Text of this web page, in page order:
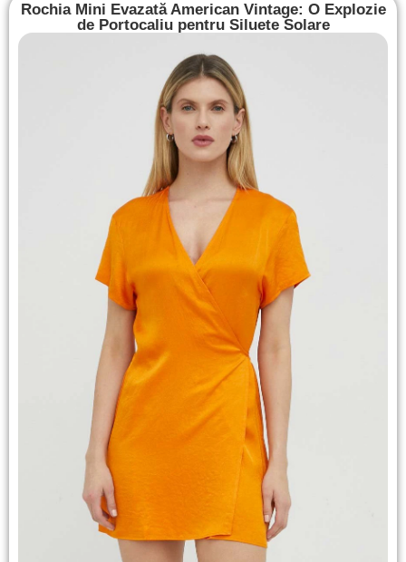
Rochia Mini Evazată American Vintage: O Explozie
de Portocaliu pentru Siluete Solare